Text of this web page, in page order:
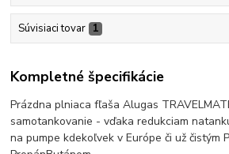
Súvisiaci tovar 1
Kompletné špecifikácie
Prázdna plniaca fľaša Alugas
samotankovanie - vďaka redukciam
na pumpe kdekoľvek v Európe či už čistým